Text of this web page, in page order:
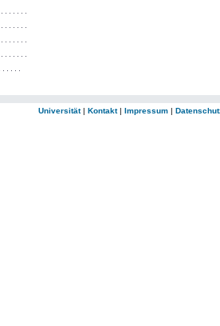
Universität| Kontakt| Impressum |